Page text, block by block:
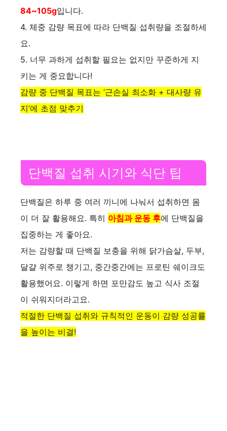
e
o
84~105g입니다.
4. 체중 감량 목표에 따라 단백질 섭취량을 조절하세
요.
5. 너무 과하게 섭취할 필요는 없지만 꾸준하게 지
키는 게 중요합니다!
감량 중 단백질 목표는 ‘근손실 최소화 + 대사량 유
지’에 초점 맞추기
단백질 섭취 시기와 식단 팁
단백질은 하루 중 여러 끼니에 나눠서 섭취하면 몸
이 더 잘 활용해요. 특히 아침과 운동 후에 단백질을
집중하는 게 좋아요.
저는 감량할 때 단백질 보충을 위해 닭가슴살, 두부,
달걀 위주로 챙기고, 중간중간에는 프로틴 쉐이크도
활용했어요. 이렇게 하면 포만감도 높고 식사 조절
이 쉬워지더라고요.
적절한 단백질 섭취와 규칙적인 운동이 감량 성공률
을 높이는 비결!